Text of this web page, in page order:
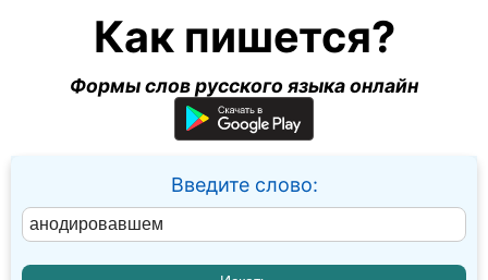
Как пишется?
Формы слов русского языка онлайн
Введите слово: